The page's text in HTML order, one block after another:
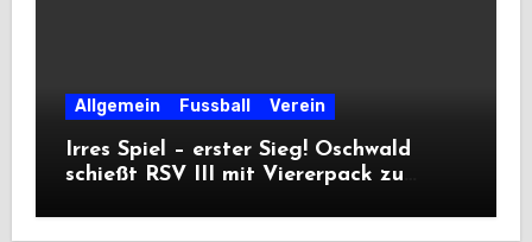
Allgemein Fussball Verein
Irres Spiel – erster Sieg! Oschwald
schießt RSV III mit Viererpack zu